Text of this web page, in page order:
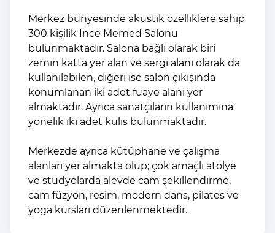
Merkez bünyesinde akustik özelliklere sahip
300 kişilik İnce Memed Salonu
bulunmaktadır. Salona bağlı olarak biri
zemin katta yer alan ve sergi alanı olarak da
kullanılabilen, diğeri ise salon çıkışında
konumlanan iki adet fuaye alanı yer
almaktadır. Ayrıca sanatçıların kullanımına
yönelik iki adet kulis bulunmaktadır.
Merkezde ayrıca kütüphane ve çalışma
alanları yer almakta olup; çok amaçlı atölye
ve stüdyolarda alevde cam şekillendirme,
cam füzyon, resim, modern dans, pilates ve
yoga kursları düzenlenmektedir.